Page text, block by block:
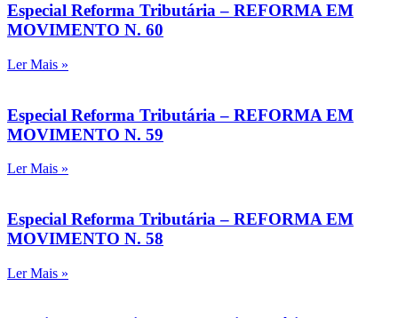
Especial Reforma Tributária – REFORMA EM
MOVIMENTO N. 60
Ler Mais »
Especial Reforma Tributária – REFORMA EM
MOVIMENTO N. 59
Ler Mais »
Especial Reforma Tributária – REFORMA EM
MOVIMENTO N. 58
Ler Mais »